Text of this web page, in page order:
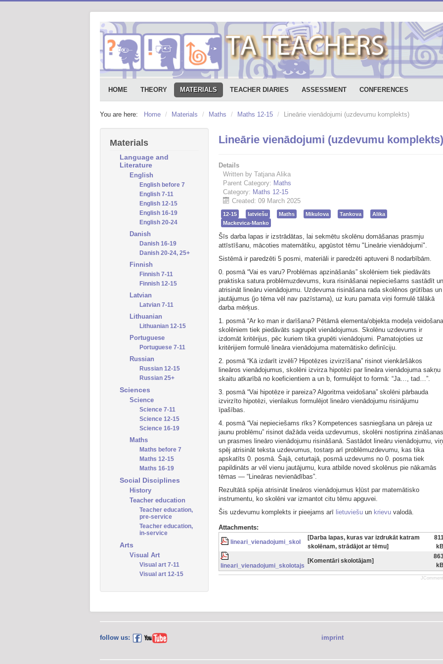
HOME THEORY MATERIALS TEACHER DIARIES ASSESSMENT CONFERENCES
You are here: Home / Materials / Maths / Maths 12-15 / Lineārie vienādojumi (uzdevumu komplekts)
Materials
Language and
Literature
English
English before 7
English 7-11
English 12-15
English 16-19
English 20-24
Danish
Danish 16-19
Danish 20-24, 25+
Finnish
Finnish 7-11
Finnish 12-15
Latvian
Latvian 7-11
Lithuanian
Lithuanian 12-15
Portuguese
Portuguese 7-11
Russian
Russian 12-15
Russian 25+
Sciences
Science
Science 7-11
Science 12-15
Science 16-19
Maths
Maths before 7
Maths 12-15
Maths 16-19
Social Disciplines
History
Teacher education
Teacher education,
pre-service
Teacher education,
in-service
Arts
Visual Art
Visual art 7-11
Visual art 12-15
Lineārie vienādojumi (uzdevumu komplekts)
Details
Written by Tatjana Alika
Parent Category: Maths
Category: Maths 12-15
Created: 09 March 2025
12-15 latviešu Maths Mikulova Tankova
Alika
Mackevica-Manko
Šīs darba lapas ir izstrādātas, lai sekmētu skolēnu domāšanas prasmju
attīstīšanu, mācoties matemātiku, apgūstot tēmu "Lineārie vienādojumi".
Sistēmā ir paredzēti 5 posmi, materiāli ir paredzēti aptuveni 8 nodarbībām.
0. posmā “Vai es varu? Problēmas apzināšanās” skolēniem tiek piedāvāts
praktiska satura problēmuzdevums, kura risināšanai nepieciešams sastādīt un
atrisināt lineāru vienādojumu. Uzdevuma risināšana rada skolēnos grūtības un
jautājumus (jo tēma vēl nav pazīstama), uz kuru pamata viņi formulē tālākā
darba mērķus.
1. posmā “Ar ko man ir darīšana? Pētāmā elementa/objekta modeļa
skolēniem tiek piedāvāts sagrupēt vienādojumus. Skolēnu uzdevums ir
izdomāt kritērijus, pēc kuriem tika grupēti vienādojumi. Pamatojoties uz
kritērijiem formulē lineāra vienādojuma matemātisko definīciju.
2. posmā “Kā izdarīt izvēli? Hipotēzes izvirzīšana” risinot vienkāršākos
lineāros vienādojumus, skolēni izvirza hipotēzi par lineāra vienādojuma sakņu
skaitu atkarībā no koeficientiem a un b, formulējot to formā: “Ja…, tad…”.
3. posmā “Vai hipotēze ir pareiza? Algoritma veidošana” skolēni pārbauda
izvirzīto hipotēzi, vienlaikus formulējot lineāro vienādojumu risinājumu
īpašības.
4. posmā “Vai nepieciešams rīks? Kompetences sasniegšana un pāreja uz
jaunu problēmu” risinot dažāda veida uzdevumus, skolēni nostiprina zināšanas
un prasmes lineāro vienādojumu risināšanā. Sastādot lineāru vienādojumu,
spēj atrisināt teksta uzdevumus, tostarp arī problēmuzdevumu, kas tika
apskatīts 0. posmā. Šajā, ceturtajā, posmā uzdevums no 0. posma tiek
papildināts ar vēl vienu jautājumu, kura atbilde noved skolēnus pie nākamās
tēmas — “Lineāras nevienādības”.
Rezultātā spēja atrisināt lineāros vienādojumus kļūst par matemātisko
instrumentu, ko skolēni var izmantot citu tēmu apguvei.
Šis uzdevumu komplekts ir pieejams arī lietuviešu un krievu valodā.
Attachments:
lineari_vienadojumi_skol
[Darba lapas, kuras var izdrukāt katram
skolēnam, strādājot ar tēmu]
811
kB
lineari_vienadojumi_skolotajs
[Komentāri skolotājam]
kB
follow us: imprint